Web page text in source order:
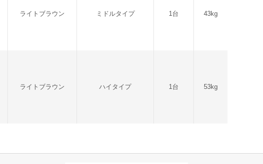
ライトブラウン ミドルタイプ 1台 43kg
ライトブラウン ハイタイプ 1台 53kg